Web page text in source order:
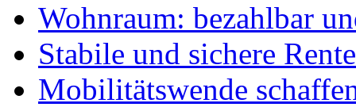
Wohnraum: bezahlbar
Stabile und sichere
Mobilitätswende